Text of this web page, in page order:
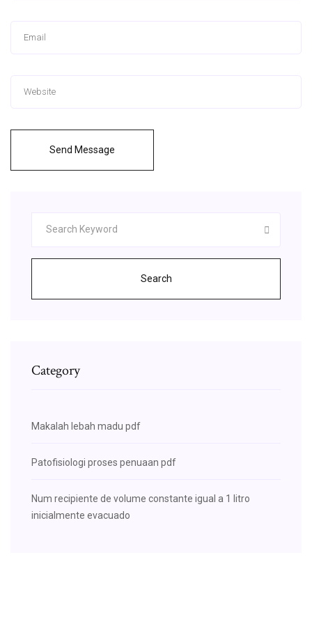
Send Message
Search
Category
Makalah lebah madu pdf
Patofisiologi proses penuaan pdf
Num recipiente de volume constante igual a 1 litro
inicialmente evacuado